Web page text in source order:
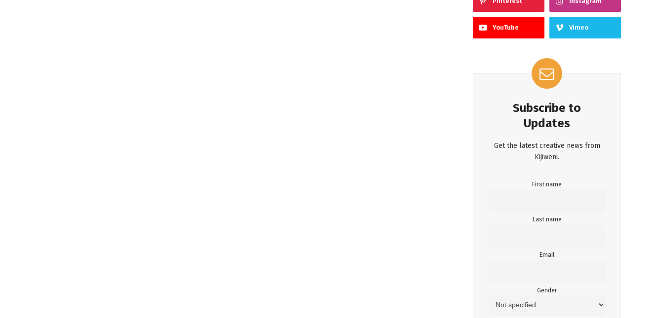
YouTube Vimeo
Subscribe to
Updates
Get the latest creative news from
Kijiweni.
First name
Last name
Email
Gender